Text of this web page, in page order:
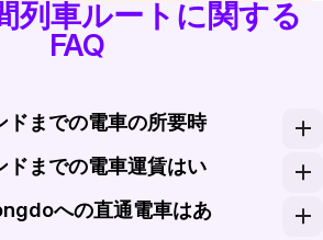
列車ルートに関する
FAQ
ドまでの電車の所要時
までの電車の所要時間は、サー
ドまでの電車運賃はい
車は、エコノミークラスのチケ
への直通電車はあ